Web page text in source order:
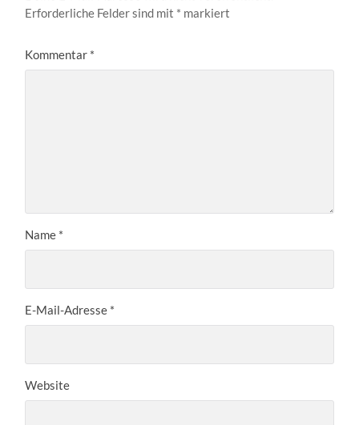
Erforderliche Felder sind mit * markiert
Kommentar *
Name *
E-Mail-Adresse *
Website